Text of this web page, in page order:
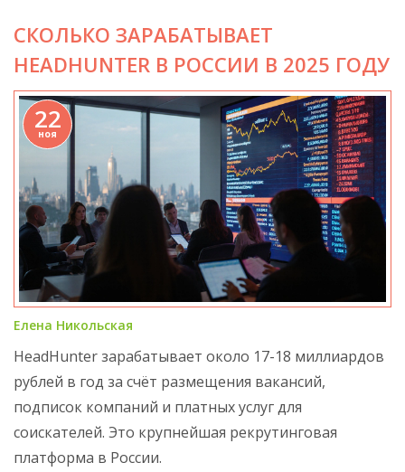
СКОЛЬКО ЗАРАБАТЫВАЕТ
HEADHUNTER В РОССИИ В 2025 ГОДУ
22
ноя
Елена Никольская
HeadHunter зарабатывает около 17-18 миллиардов
рублей в год за счёт размещения вакансий,
подписок компаний и платных услуг для
соискателей. Это крупнейшая рекрутинговая
платформа в России.